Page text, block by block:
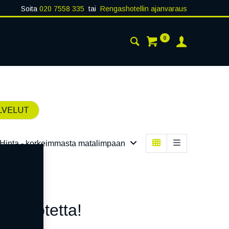
Soita 020 7558 335 tai Rengashotellin ajanvaraus
0
Hinta - korkeimmasta matalimpaan
tuotetta!